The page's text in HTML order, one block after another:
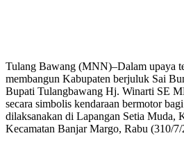
Tulang Bawang (MNN)–Dalam upaya
membangun Kabupaten berjuluk Sai
Bupati Tulangbawang Hj. Winarti SE
secara simbolis kendaraan bermotor
dilaksanakan di Lapangan Setia Muda,
Kecamatan Banjar Margo, Rabu (310/7/